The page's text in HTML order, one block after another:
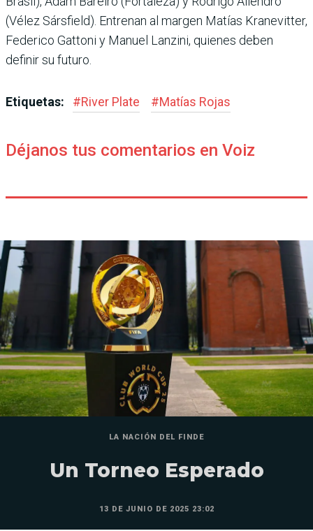
(Vélez Sársfield). Entrenan al margen Matías Kranevitter,
Federico Gattoni y Manuel Lanzini, quienes deben
definir su futuro.
Etiquetas: #River Plate #Matías Rojas
Déjanos tus comentarios en Voiz
LA NACIÓN DEL FINDE
Un Torneo Esperado
13 DE JUNIO DE 2025 23:02